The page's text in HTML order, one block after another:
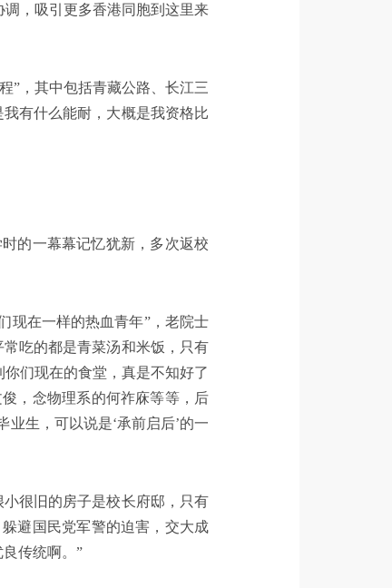
，吸引更多香港同胞到这里来
”，其中包括青藏公路、长江三
有什么能耐，大概是我资格比
的一幕幕记忆犹新，多次返校
现在一样的热血青年”，老院士
吃的都是青菜汤和米饭，只有
们现在的食堂，真是不知好了
，念物理系的何祚庥等等，后
生，可以说是‘承前启后’的一
很旧的房子是校长府邸，只有
避国民党军警的迫害，交大成
传统啊。”